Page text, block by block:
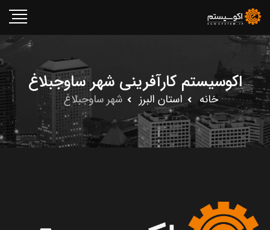
اکوسیستم کارآفرینی شهر ساوجبلاغ‎
خانه استان البرز شهر ساوجبلاغ‎